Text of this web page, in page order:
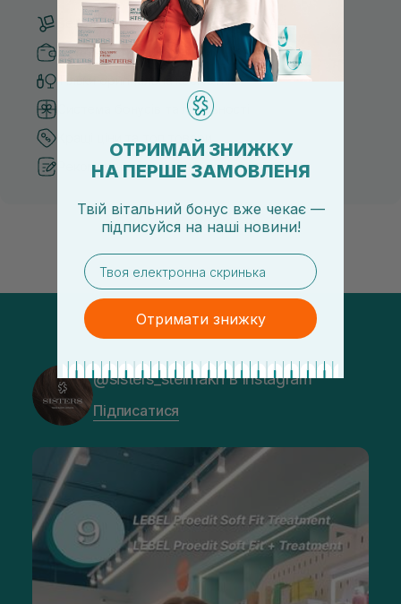
Безкоштовна доставка від 3000 UAH
Безпечні способи оплати
Тільки оригінальна косметика
Система бонусів та лояльності
Кращі ціни та топ товари
Рекомендації від косметологів
@sisters_stelmakh в Instagram
Підписатися
ОТРИМАЙ ЗНИЖКУ
НА ПЕРШЕ ЗАМОВЛЕНЯ
Твій вітальний бонус вже чекає —
підписуйся на наші новини!
email
Отримати знижку